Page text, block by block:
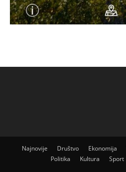
Najnovije Društvo Ekonomija
Politika
Kultura Sport